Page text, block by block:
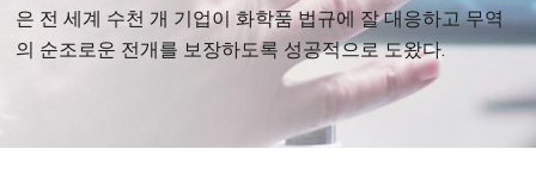
은 전 세계 수천 개 기업이 화학품 법규에 잘 대응하고 무역
의 순조로운 전개를 보장하도록 성공적으로 도왔다.